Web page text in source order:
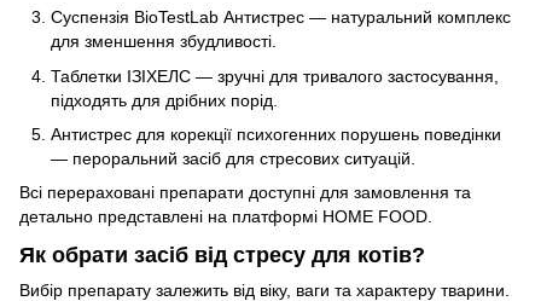
Суспензія BioTestLab Антистрес — натуральний комплекс
для зменшення збудливості.
Таблетки ІЗІХЕЛС — зручні для тривалого застосування,
підходять для дрібних порід.
Антистрес для корекції психогенних порушень поведінки
— пероральний засіб для стресових ситуацій.
Всі перераховані препарати доступні для замовлення та
детально представлені на платформі HOME FOOD.
Як обрати засіб від стресу для котів?
Вибір препарату залежить від віку, ваги та характеру тварини.